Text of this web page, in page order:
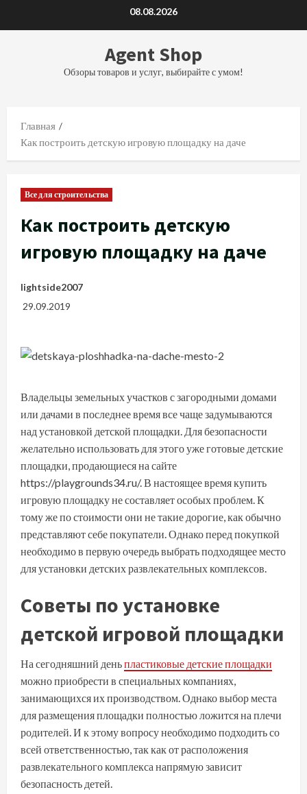
08.08.2026
Agent Shop
Обзоры товаров и услуг, выбирайте с умом!
Главная
Как построить детскую игровую площадку на даче
Все для строительства
Как построить детскую
игровую площадку на даче
lightside2007
29.09.2019
Владельцы земельных участков с загородными домами
или дачами в последнее время все чаще задумываются
над установкой детской площадки. Для безопасности
желательно использовать для этого уже готовые детские
площадки, продающиеся на сайте
https://playgrounds34.ru/. В настоящее время купить
игровую площадку не составляет особых проблем. К
тому же по стоимости они не такие дорогие, как обычно
представляют себе покупатели. Однако перед покупкой
необходимо в первую очередь выбрать подходящее место
для установки детских развлекательных комплексов.
Советы по установке
детской игровой площадки
На сегодняшний деньпластиковые детские площадки
можно приобрести в специальных компаниях,
занимающихся их производством. Однако выбор места
для размещения площадки полностью ложится на плечи
родителей. И к этому вопросу необходимо подходить со
всей ответственностью, так как от расположения
развлекательного комплекса напрямую зависит
безопасность детей.